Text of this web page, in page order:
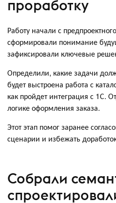
проработку
Работу начали с
сформировали понимание
зафиксировали ключевые
Определили, какие задачи
будет выстроена работа с
как пройдет интеграция с 1С.
логике оформления заказа.
Этот этап помог заранее
сценарии и избежать
Собрали